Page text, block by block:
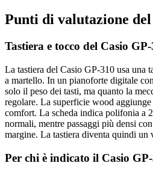
Punti di valutazione del
Tastiera e tocco del Casio
La tastiera del Casio GP-310 usa una
a martello. In un pianoforte digitale
solo il peso dei tasti, ma quanto la
regolare. La superficie wood
comfort. La scheda indica polifonia a
normali, mentre passaggi più densi
margine. La tastiera diventa quindi
Per chi è indicato il Casio